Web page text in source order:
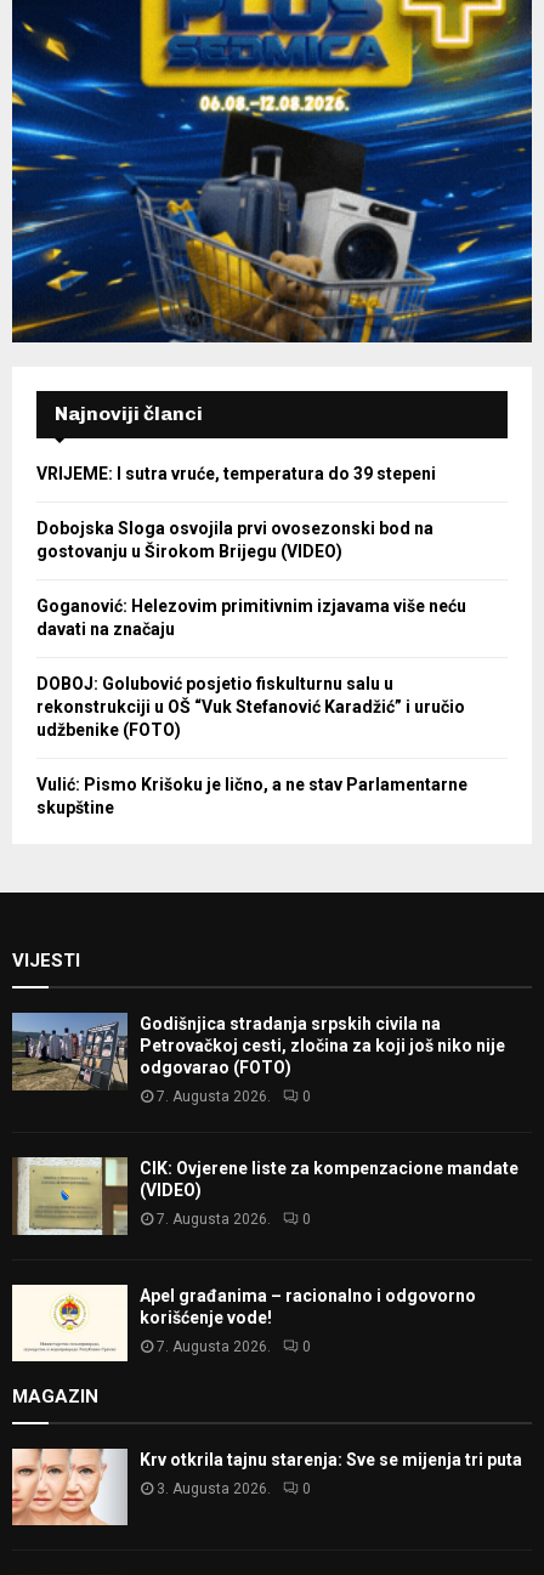
Najnoviji članci
VRIJEME: I sutra vruće, temperatura do 39 stepeni
Dobojska Sloga osvojila prvi ovosezonski bod na
gostovanju u Širokom Brijegu (VIDEO)
Goganović: Helezovim primitivnim izjavama više neću
davati na značaju
DOBOJ: Golubović posjetio fiskulturnu salu u
rekonstrukciji u OŠ “Vuk Stefanović Karadžić” i uručio
udžbenike (FOTO)
Vulić: Pismo Krišoku je lično, a ne stav Parlamentarne
skupštine
VIJESTI
Godišnjica stradanja srpskih civila na
Petrovačkoj cesti, zločina za koji još niko nije
odgovarao (FOTO)
7. Augusta 2026. 0
CIK: Ovjerene liste za kompenzacione mandate
(VIDEO)
7. Augusta 2026. 0
Apel građanima – racionalno i odgovorno
korišćenje vode!
7. Augusta 2026. 0
MAGAZIN
Krv otkrila tajnu starenja: Sve se mijenja tri puta
3. Augusta 2026. 0